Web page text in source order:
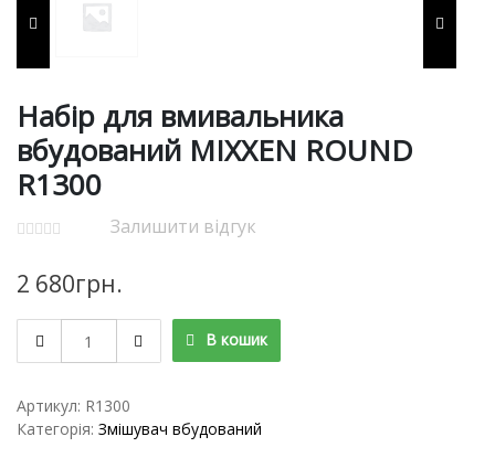
Набір для вмивальника
вбудований MIXXEN ROUND
R1300
Залишити відгук
2 680грн.
вбудований
MIXXEN
ROUND
В кошик
Артикул: R1300
Категорія: Змішувач вбудований